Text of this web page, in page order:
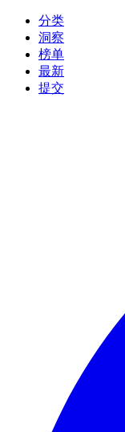
分类
洞察
榜单
最新
提交